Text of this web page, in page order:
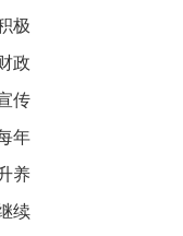
极
政
传
年
养
续